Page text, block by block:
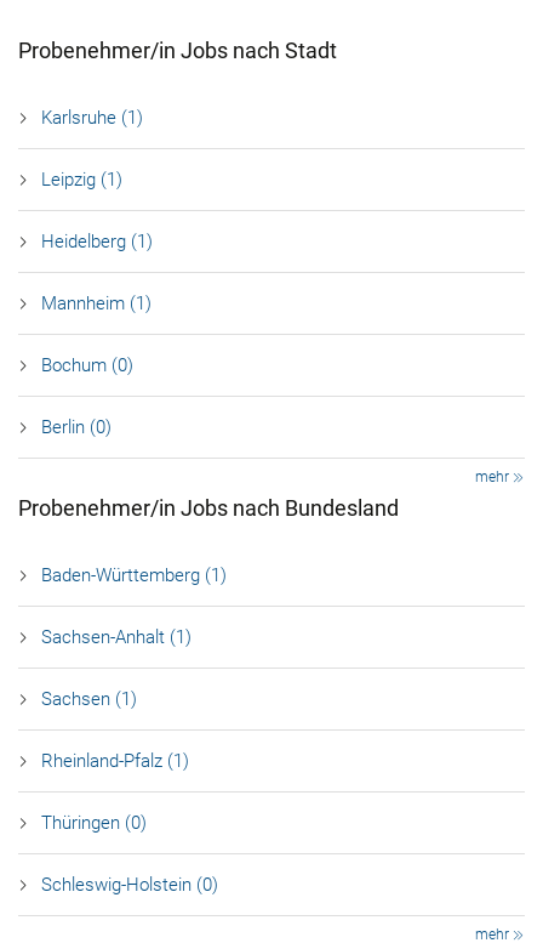
Probenehmer/in Jobs nach Stadt
Karlsruhe (1)
Leipzig (1)
Heidelberg (1)
Mannheim (1)
Bochum (0)
Berlin (0)
mehr
Probenehmer/in Jobs nach Bundesland
Baden-Württemberg (1)
Sachsen-Anhalt (1)
Sachsen (1)
Rheinland-Pfalz (1)
Thüringen (0)
Schleswig-Holstein (0)
mehr